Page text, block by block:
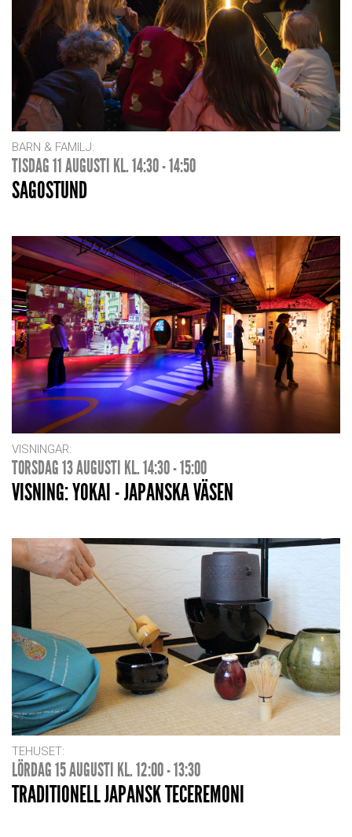
BARN & FAMILJ:
TISDAG 11 AUGUSTI KL. 14:30 - 14:50
SAGOSTUND
VISNINGAR:
TORSDAG 13 AUGUSTI KL. 14:30 - 15:00
VISNING: YOKAI - JAPANSKA VÄSEN
TEHUSET:
LÖRDAG 15 AUGUSTI KL. 12:00 - 13:30
TRADITIONELL JAPANSK TECEREMONI